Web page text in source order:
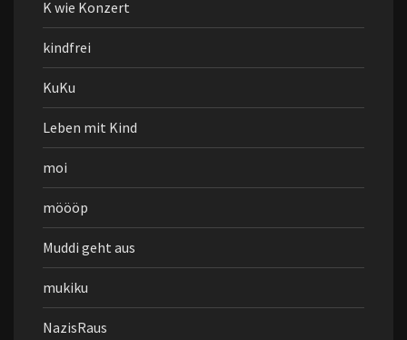
K wie Konzert
kindfrei
KuKu
Leben mit Kind
moi
möööp
Muddi geht aus
mukiku
NazisRaus